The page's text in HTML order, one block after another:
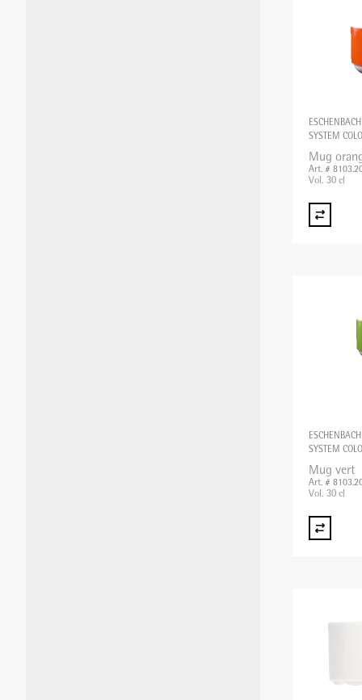
ESCHENBACH
SYSTEM
Mug
Art. #
Vol. 30 cl
ESCHENBACH
SYSTEM
Mug vert
Art. #
Vol. 30 cl